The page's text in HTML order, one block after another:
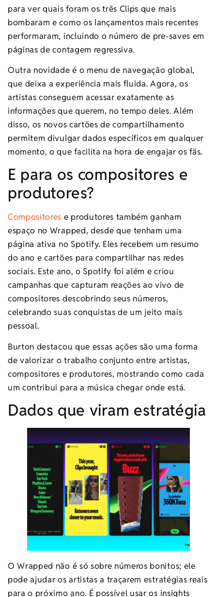
para ver quais foram os três Clips que mais
bombaram e como os lançamentos mais recentes
performaram, incluindo o número de pre-saves em
páginas de contagem regressiva.
Outra novidade é o menu de navegação global,
que deixa a experiência mais fluida. Agora, os
artistas conseguem acessar exatamente as
informações que querem, no tempo deles. Além
disso, os novos cartões de compartilhamento
permitem divulgar dados específicos em qualquer
momento, o que facilita na hora de engajar os fãs.
E para os compositores e
produtores?
Compositores e produtores também ganham
espaço no Wrapped, desde que tenham uma
página ativa no Spotify. Eles recebem um resumo
do ano e cartões para compartilhar nas redes
sociais. Este ano, o Spotify foi além e criou
campanhas que capturam reações ao vivo de
compositores descobrindo seus números,
celebrando suas conquistas de um jeito mais
pessoal.
Burton destacou que essas ações são uma forma
de valorizar o trabalho conjunto entre artistas,
compositores e produtores, mostrando como cada
um contribui para a música chegar onde está.
Dados que viram estratégia
O Wrapped não é só sobre números bonitos; ele
pode ajudar os artistas a traçarem estratégias reais
para o próximo ano. É possível usar os insights